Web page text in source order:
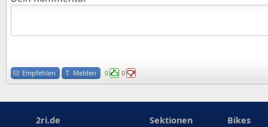
Empfehlen Melden 0 0
2ri.de Sektionen Bikes